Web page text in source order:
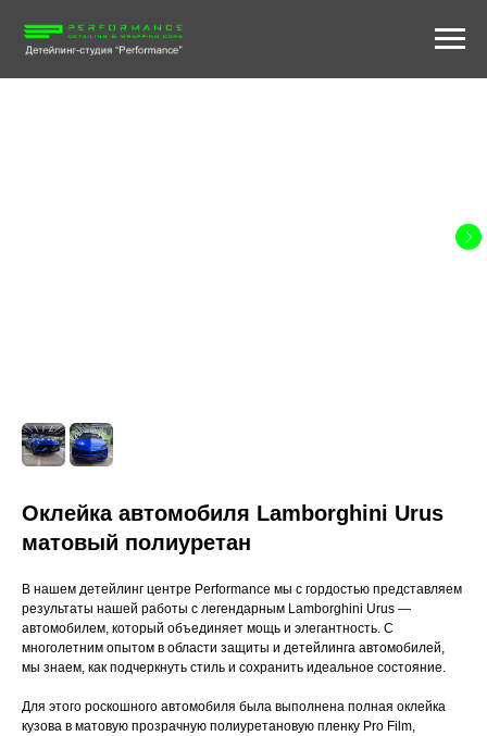
Оклейка автомобиля Lamborghini Urus
матовый полиуретан
В нашем детейлинг центре Performance мы с гордостью представляем
результаты нашей работы с легендарным Lamborghini Urus —
автомобилем, который объединяет мощь и элегантность. С
многолетним опытом в области защиты и детейлинга автомобилей,
мы знаем, как подчеркнуть стиль и сохранить идеальное состояние.
Для этого роскошного автомобиля была выполнена полная оклейка
кузова в матовую прозрачную полиуретановую пленку Pro Film,